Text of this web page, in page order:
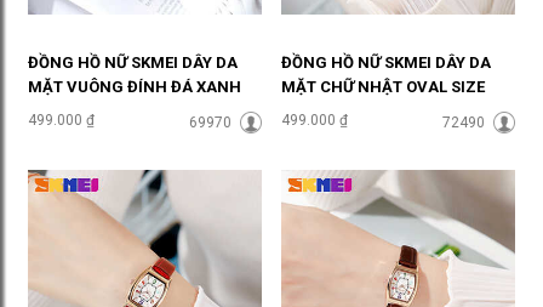
ĐỒNG HỒ NỮ SKMEI DÂY DA
MẶT VUÔNG ĐÍNH ĐÁ XANH
LỤC SÀNH ĐIỆU ĐHĐ36501
499.000 ₫ 69970
ĐỒNG HỒ NỮ SKMEI DÂY DA
MẶT CHỮ NHẬT OVAL SIZE
NHỎ ĐEN CÁ TÍNH ĐHĐ37004
499.000 ₫ 72490